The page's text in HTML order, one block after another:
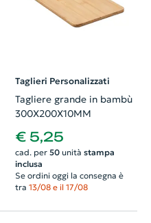
Taglieri Personalizzati
Tagliere grande in bambù
300X200X10MM
€ 5,25
cad. per 50unità stampa
inclusa
Se ordini oggi la consegna è
tra 13/08 e il 17/08